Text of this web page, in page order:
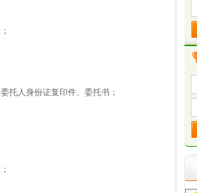
托人身份证复印件、委托书；